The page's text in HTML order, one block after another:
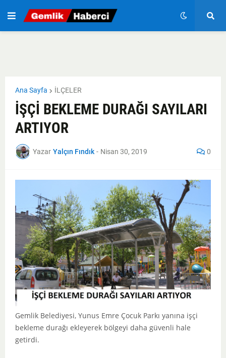
Ana Sayfa İLÇELER
İŞÇİ BEKLEME DURAĞI SAYILARI
ARTIYOR
Yazar Yalçın Fındık - Nisan 30, 2019 0
Gemlik Belediyesi, Yunus Emre Çocuk Parkı yanına işçi
bekleme durağı ekleyerek bölgeyi daha güvenli hale
getirdi.